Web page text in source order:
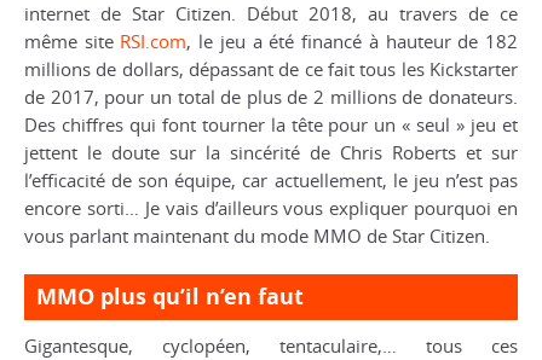
internet de Star Citizen. Début 2018, au travers de ce
même site RSI.com, le jeu a été financé à hauteur de 182
millions de dollars, dépassant de ce fait tous les Kickstarter
de 2017, pour un total de plus de 2 millions de donateurs.
Des chiffres qui font tourner la tête pour un « seul » jeu et
jettent le doute sur la sincérité de Chris Roberts et sur
l’efficacité de son équipe, car actuellement, le jeu n’est pas
encore sorti… Je vais d’ailleurs vous expliquer pourquoi en
vous parlant maintenant du mode MMO de Star Citizen.
MMO plus qu’il n’en faut
Gigantesque, cyclopéen, tentaculaire,… tous ces